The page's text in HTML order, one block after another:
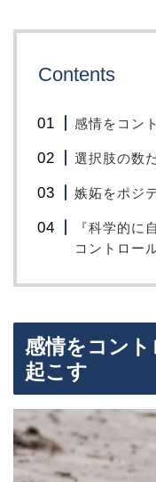
Contents
感情をコン
選択肢の数
嫉妬をポジ
『科学的に
コントロー
感情をコン
起こす